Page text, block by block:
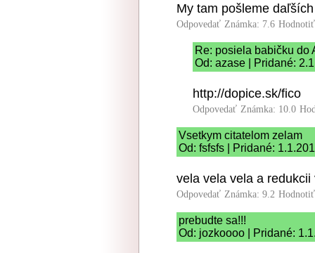
My tam pošleme
Odpovedať Známka: 7.6
Re: posiela babičku do
Od: azase | Pridané:
http://dopice.sk/fico
Odpovedať Známka: 10.0
Vsetkym citatelom zelam
Od: fsfsfs | Pridané:
vela vela vela a
Odpovedať Známka: 9.2
prebudte sa!!!
Od: jozkoooo | Pridané: